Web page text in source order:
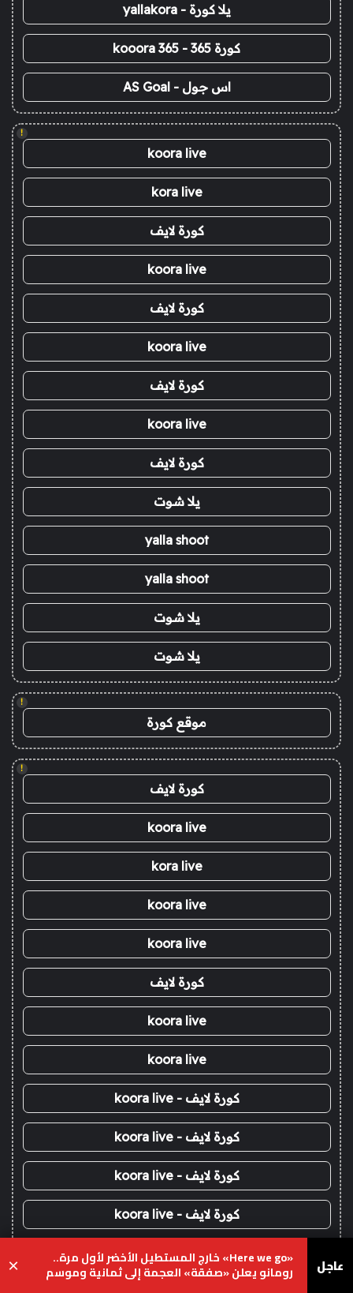
يلا كورة - yallakora
كورة 365 - kooora 365
اس جول - AS Goal
!
koora live
kora live
كورة لايف
koora live
كورة لايف
koora live
كورة لايف
koora live
كورة لايف
يلا شوت
yalla shoot
yalla shoot
يلا شوت
يلا شوت
!
موقع كورة
!
كورة لايف
koora live
kora live
koora live
koora live
كورة لايف
koora live
koora live
كورة لايف - koora live
كورة لايف - koora live
كورة لايف - koora live
كورة لايف - koora live
كورة لايف - koora live
عاجل «Here we go» خارج المستطيل الأخضر لأول مرة..
رومانو يعلن «صفقة» العجمة إلى ثمانية وموسم ×